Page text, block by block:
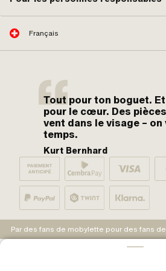
Français
Tout pour ton boguet.
pour le cœur. Des
vent dans le visage –
temps.
Kurt Bernhard
Par des fans de mobylette pour des fans